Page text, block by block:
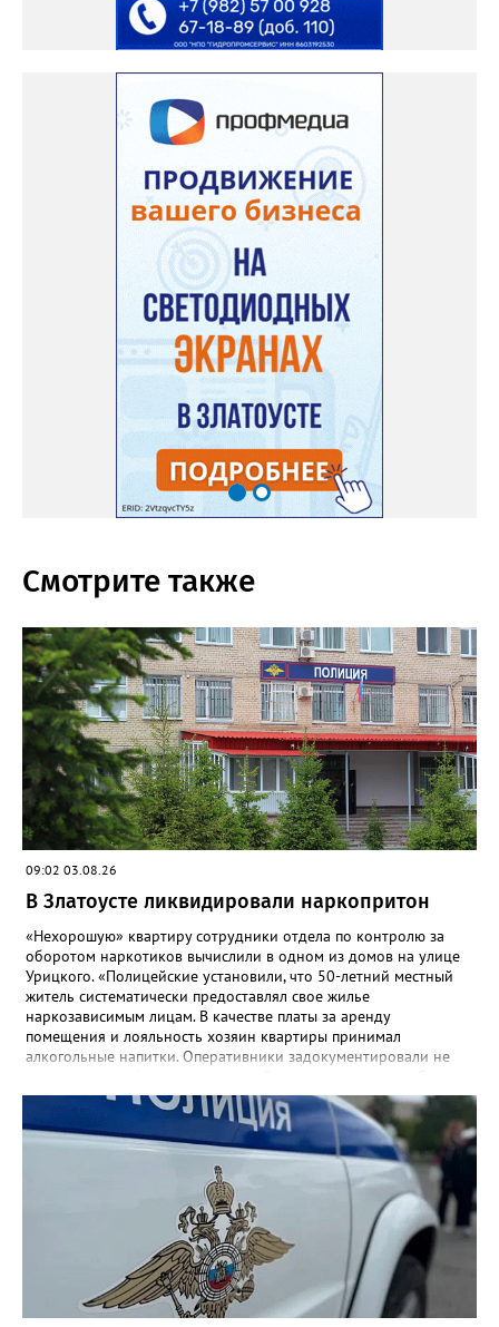
Смотрите также
09:02 03.08.26
В Златоусте ликвидировали наркопритон
«Нехорошую» квартиру сотрудники отдела по контролю за
оборотом наркотиков вычислили в одном из домов на улице
Урицкого. «Полицейские установили, что 50-летний местный
житель систематически предоставлял свое жилье
наркозависимым лицам. В качестве платы за аренду
помещения и лояльность хозяин квартиры принимал
алкогольные напитки. Оперативники задокументировали не
в златоустовском ОМВД. Хозяина притона задержали, он стал
фигурантом уголовного дела.